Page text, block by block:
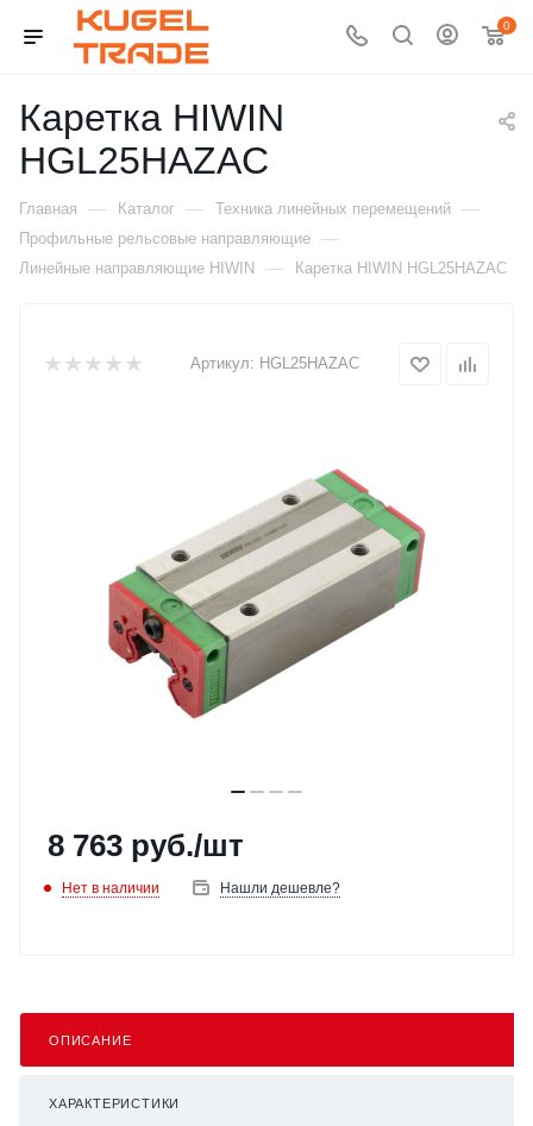
0
Каретка HIWIN
HGL25HAZAC
Главная — Каталог — Техника линейных перемещений —
Профильные рельсовые направляющие —
Линейные направляющие HIWIN — Каретка HIWIN HGL25HAZAC
Артикул: HGL25HAZAC
8 763 руб./шт
Нет в наличии Нашли дешевле?
ОПИСАНИЕ
ХАРАКТЕРИСТИКИ